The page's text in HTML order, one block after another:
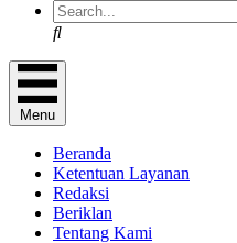
Search
Menu
Beranda
Ketentuan Layanan
Redaksi
Beriklan
Tentang Kami